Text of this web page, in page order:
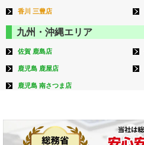
香川 三豊店
九州・沖縄エリア
佐賀 鹿島店
鹿児島 鹿屋店
鹿児島 南さつま店